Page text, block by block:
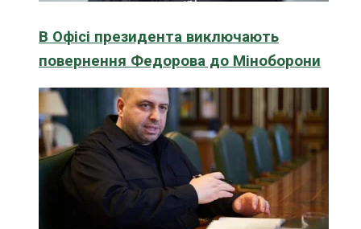
В Офісі президента виключають
повернення Федорова до Міноборони